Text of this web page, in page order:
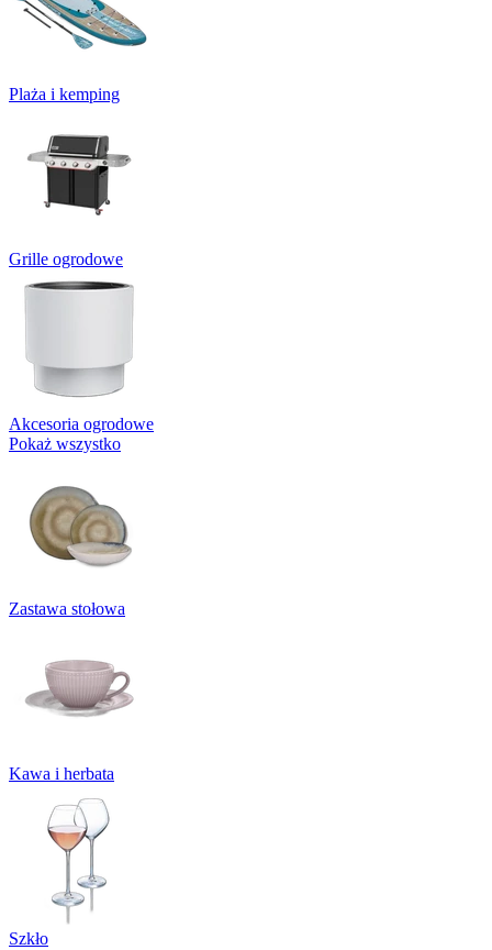
Plaża i kemping
Grille ogrodowe
Akcesoria ogrodowe
Pokaż wszystko
Zastawa stołowa
Kawa i herbata
Szkło